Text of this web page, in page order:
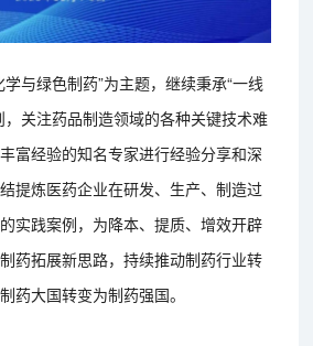
与绿色制药”为主题，继续秉承“一线
，关注药品制造领域的各种关键技术难
富经验的知名专家进行经验分享和深
提炼医药企业在研发、生产、制造过
实践案例，为降本、提质、增效开辟
药拓展新思路，持续推动制药行业转
药大国转变为制药强国。